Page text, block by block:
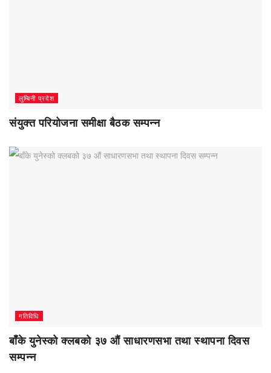
लुम्बिनी प्रदेश
संयुक्त परियोजना समीक्षा बैठक सम्पन्न
गतिविधि
बाँके युनेस्को क्लबको ३७ औं साधारणसभा तथा स्थापना दिवस
सम्पन्न